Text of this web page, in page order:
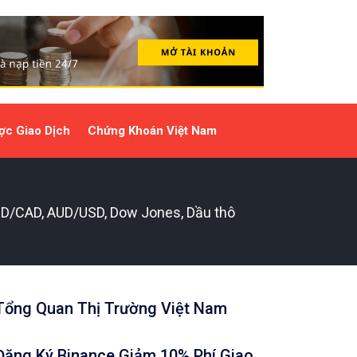
Giao Dịch Chứng Khoán Việt Nam
CAD, AUD/USD, Dow Jones, Dầu thô
Quan Thị Trường Việt Nam